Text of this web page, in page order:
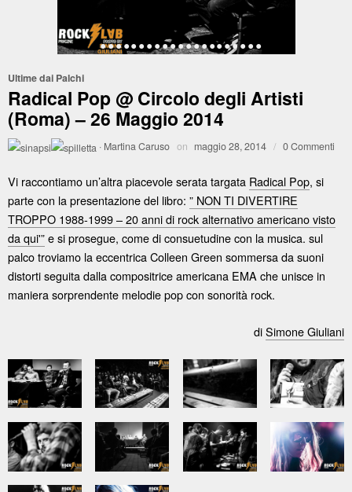
••••••••••••••••••••••
Ultime dai Palchi
Radical Pop @ Circolo degli Artisti
(Roma) – 26 Maggio 2014
· Martina Caruso on maggio 28, 2014 / 0 Commenti
Vi raccontiamo un’altra piacevole serata targata Radical Pop, si
parte con la presentazione del libro: ” NON TI DIVERTIRE
TROPPO 1988-1999 – 20 anni di rock alternativo americano visto
da qui'”e si prosegue, come di consuetudine con la musica. sul
palco troviamo la eccentrica Colleen Green sommersa da suoni
distorti seguita dalla compositrice americana EMA che unisce in
maniera sorprendente melodie pop con sonorità rock.
diSimone Giuliani